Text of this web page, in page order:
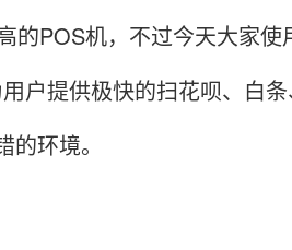
的POS机，不过今天大家使
户提供极快的扫花呗、白条
环境。